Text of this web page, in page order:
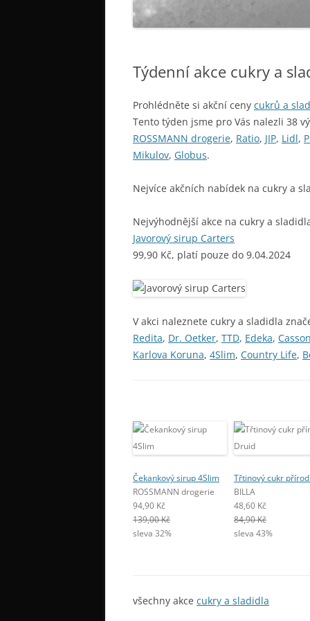
Týdenní akce cukry a
Prohlédněte si akční ceny cukrů a
Tento týden jsme pro Vás nalezli 38
ROSSMANN drogerie, Ratio, JIP, Lidl,
Mikulov, Globus.
Nejvíce akčních nabídek na cukry a
Nejvýhodnější akce na cukry a
Javorový sirup Carters
99,90 Kč, platí pouze do 9.04.2024
V akci naleznete cukry a sladidla
Redita, Dr. Oetker, TTD, Edeka,
Karlova Koruna, 4Slim, Country Life,
Čekankový sirup 4Slim
ROSSMANN drogerie
94,90 Kč
139,00 Kč
sleva 32%
Třtinový cukr
BILLA
48,60 Kč
84,90 Kč
sleva 43%
všechny akce cukry a sladidla